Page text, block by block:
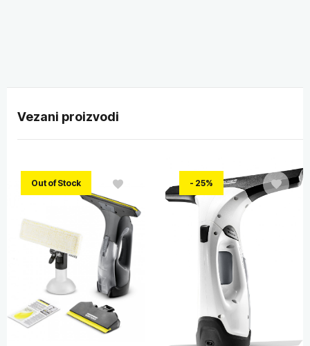
Vezani proizvodi
Out of Stock - 25%